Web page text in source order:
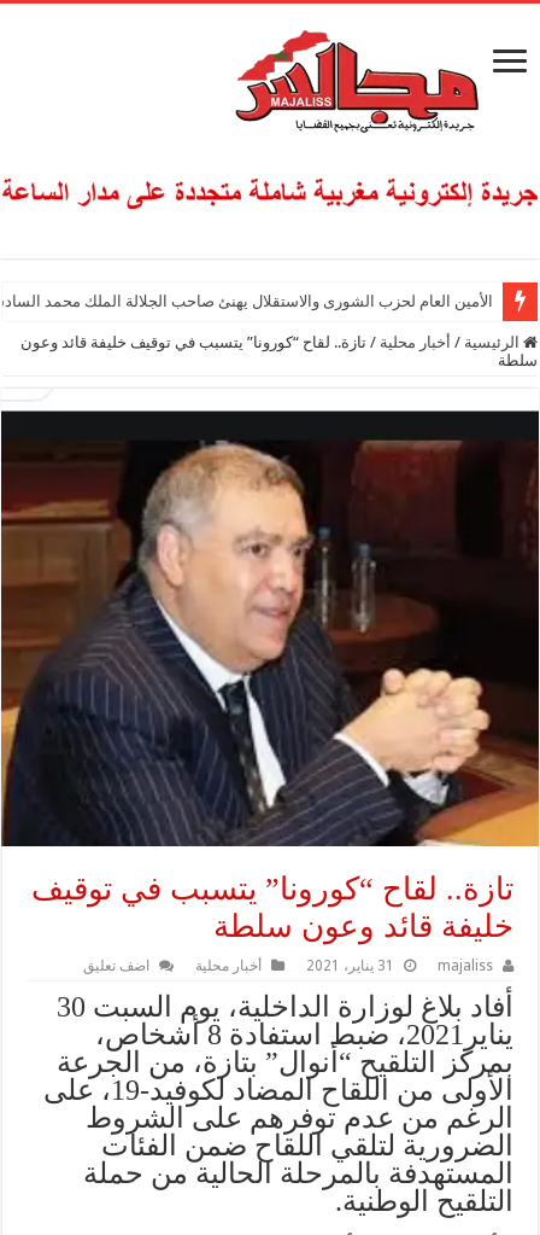
الأمين العام لحزب الشورى والاستقلال يهنئ صاحب الجلالة الملك محمد
الرئيسية / أخبار محلية / تازة.. لقاح “كورونا” يتسبب في توقيف خليفة قائد وعون
سلطة
تازة.. لقاح “كورونا” يتسبب في توقيف
خليفة قائد وعون سلطة
majaliss 31 يناير، 2021 أخبار محلية اضف تعليق
أفاد بلاغ لوزارة الداخلية، يوم السبت 30
يناير2021، ضبط استفادة 8 أشخاص،
بمركز التلقيح “أنوال” بتازة، من الجرعة
الأولى من اللقاح المضاد لكوفيد-19، على
الرغم من عدم توفرهم على الشروط
الضرورية لتلقي اللقاح ضمن الفئات
المستهدفة بالمرحلة الحالية من حملة
التلقيح الوطنية.